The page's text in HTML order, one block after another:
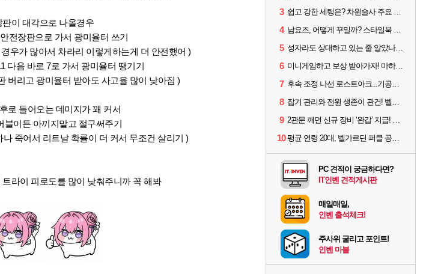
이 대각으로 나올경우
전장판으로 가서 광미율터 쓰기
우가 많아서 차라리 이렇게하는게 더 안전했어 )
다음 바로 7로 가서 광미율터 땡기기
버리고 광미율터 받아도 사고율 많이 낮아짐 )
로 들어오는 데미지가 꽤 커서
블이든 아끼지말고 절구써주기
죽어서 리트날 확률이 더 커서 무조건 살리기 )
라이 피로도를 많이 낮춰주니까 꼭 해봐
3 쉽고 강한 세팅은? 차원술사 주요 빌드와 스킬 코드
4 남요즈, 어떻게 꾸밀까? 스타일북 인기 차원술사 커스터마이즈
5 성자라도 상대하고 있는 줄 알았나? 벨가르딘 이모저모
6 미니게임하고 보상 받아가자! 마하라카 썸머 캠프 할 일은?
7 후속 조정 나선 로스트아크...기공사, 차원술사 하향
8 잡기 관리와 전원 생존이 관건! 벨가르딘 유물 칭호 획득방법 정리
9 2관문 깨면 신규 장비 ‘완갑’ 지급! 그림자 레이드 벨가르딘 공개
10 평균 연령 20대, 벨가르딘 퍼클 공대 '영로티'를 만나다
PC 견적이 궁금하다면?
IT인벤 견적게시판
매일매일,
인벤 출석체크!
주사위 굴리고 포인트!
인벤 마블